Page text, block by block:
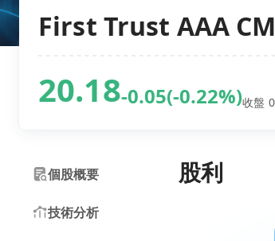
First Trust AAA
20.18-0.05(-0.22%)收盤
個股概要
技術分析
股利